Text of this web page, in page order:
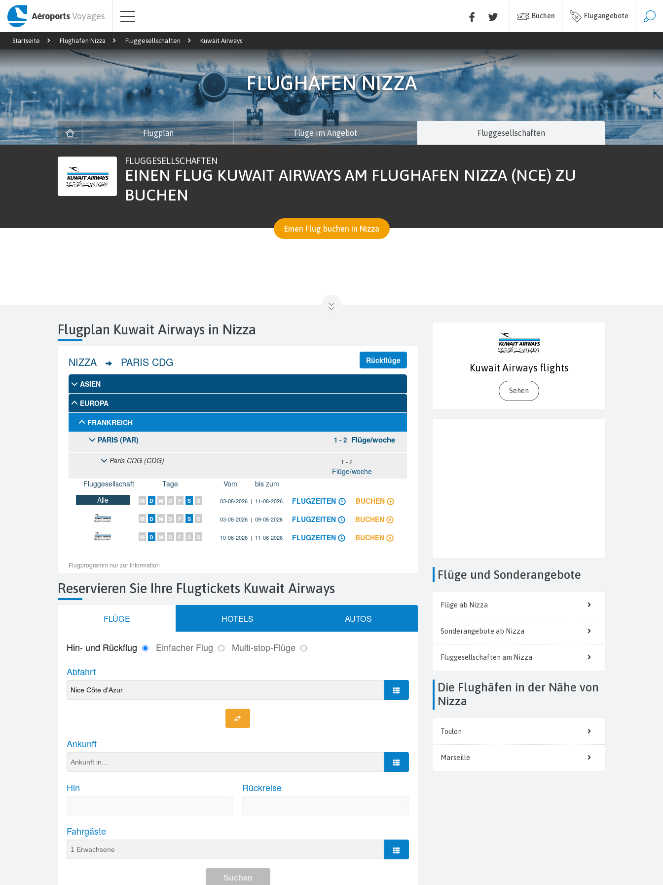
AéroportsVoyages Buchen Flugangebote
Startseite Flughafen Nizza Fluggesellschaften Kuwait Airways
FLUGHAFEN NIZZA
Flugplan Flüge im Angebot Fluggesellschaften
FLUGGESELLSCHAFTEN
EINEN FLUG KUWAIT AIRWAYS AM FLUGHAFEN NIZZA (NCE) ZU
BUCHEN
Einen Flug buchen in Nizza
Flugplan Kuwait Airways in Nizza
Reservieren Sie Ihre Flugtickets Kuwait Airways
Kuwait Airways flights
Sehen
Flüge und Sonderangebote
Flüge ab Nizza
Sonderangebote ab Nizza
Fluggesellschaften am Nizza
Die Flughäfen in der Nähe von
Nizza
Toulon
Marseille